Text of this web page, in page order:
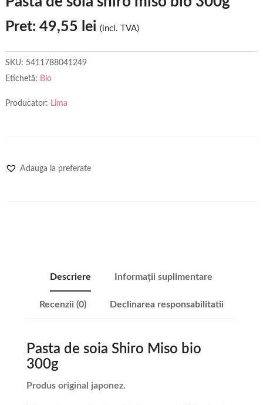
Pret: 49,55 lei (incl. TVA)
SKU: 5411788041249
Etichetă: Bio
Producator: Lima
Adauga la preferate
Descriere Informații suplimentare
Recenzii (0) Declinarea responsabilitatii
Pasta de soia Shiro Miso bio
300g
Produs original japonez.